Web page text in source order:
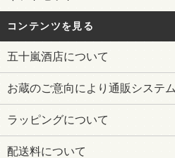
コンテンツを見る
五十嵐酒店について
お蔵のご意向により通販システ
ラッピングについて
配送料について